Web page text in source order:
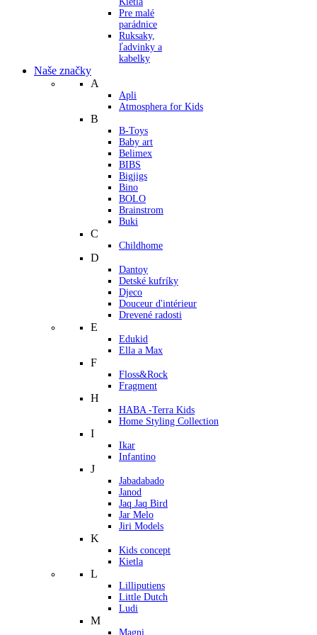
Pre malé
parádnice
Ruksaky,
ľadvinky a
kabelky
Naše značky
A
Apli
Atmosphera for Kids
B
B-Toys
Baby art
Belimex
BIBS
Bigjigs
Bino
BOLO
Brainstrom
Buki
C
Childhome
D
Dantoy
Detské kufríky
Djeco
Douceur d'intérieur
Drevené radosti
E
Edukid
Ella a Max
F
Floss&Rock
Fragment
H
HABA -Terra Kids
Home Styling Collection
I
Ikar
Infantino
J
Jabadabado
Janod
Jaq Jaq Bird
Jar Melo
Jiri Models
K
Kids concept
Kietla
L
Lilliputiens
Little Dutch
Ludi
M
Magni